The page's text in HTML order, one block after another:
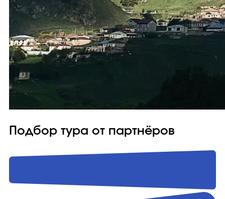
Подбор тура от партнёров